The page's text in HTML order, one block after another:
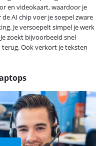
en videokaart, waardoor je
AI chip voer je soepel zware
Je versoepelt simpel je werk
zoekt bijvoorbeeld snel
Ook verkort je teksten